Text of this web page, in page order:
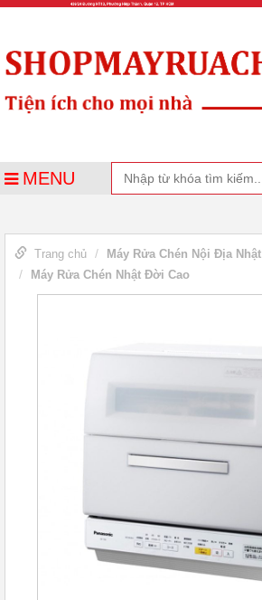
MENU
Trang chủ
Máy Rửa Chén Nội Địa Nhật
Máy Rửa Chén Nhật Đời Cao